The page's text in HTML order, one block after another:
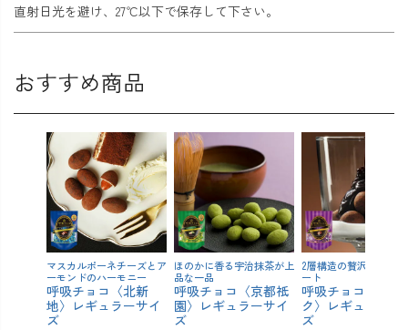
直射日光を避け、27℃以下で保存して下さい。
おすすめ商品
マスカルポーネチーズとア
ーモンドのハーモニー
呼吸チョコ〈北新
地〉レギュラーサイ
ズ
ほのかに香る宇治抹茶が上
品な一品
呼吸チョコ〈京都祇
園〉レギュラーサイ
ズ
2層構造の贅沢なチョ
ート
呼吸チョコ〈ミル
ク〉レギュラーサ
ズ